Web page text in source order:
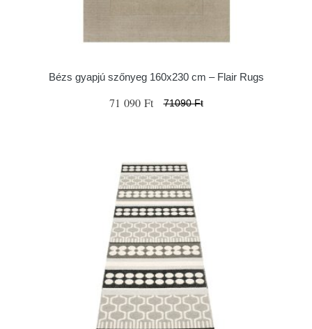
Bézs gyapjú szőnyeg 160x230 cm – Flair Rugs
71 090 Ft 71090 Ft